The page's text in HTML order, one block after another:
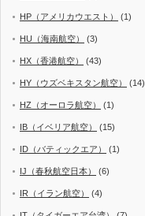
HP（アメリカウエスト） (1)
HU（海南航空） (3)
HX（香港航空） (43)
HY（ウズベキスタン航空） (14)
HZ（オーロラ航空） (1)
IB（イベリア航空） (15)
ID（バティックエア） (1)
IJ（春秋航空日本） (6)
IR（イラン航空） (4)